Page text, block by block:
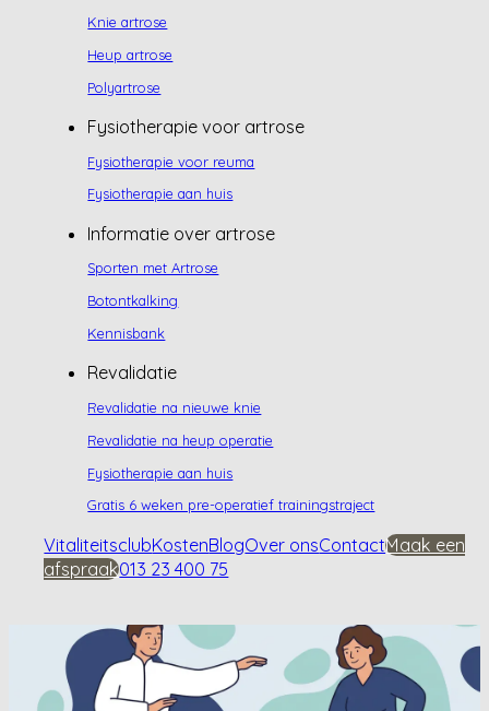
Knie artrose
Heup artrose
Polyartrose
Fysiotherapie voor artrose
Fysiotherapie voor reuma
Fysiotherapie aan huis
Informatie over artrose
Sporten met Artrose
Botontkalking
Kennisbank
Revalidatie
Revalidatie na nieuwe knie
Revalidatie na heup operatie
Fysiotherapie aan huis
Gratis 6 weken pre-operatief trainingstraject
VitaliteitsclubKostenBlogOver onsContactMaak een
afspraak013 23 400 75
Kennisbank Kan tai chi heupartrose verlichten?